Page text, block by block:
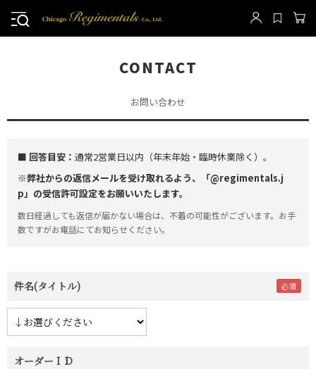
CONTACT
お問い合わせ
■ 回答目安： 通常2営業日以内（年末年始・臨時休業除く）。
※弊社からの返信メールを受け取れるよう、「@regimentals.j
p」の受信許可設定をお願いいたします。
数日経過しても返信が届かない場合は、不着の可能性がございます。お手
数ですがお電話にてお知らせください。
件名(タイトル)
オーダーＩＤ